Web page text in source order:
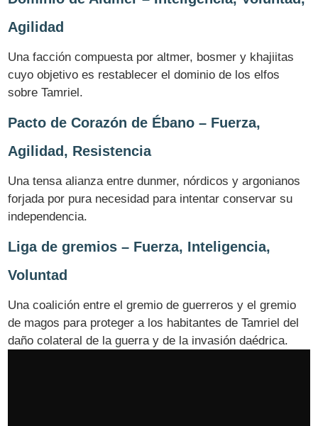
Agilidad
Una facción compuesta por altmer, bosmer y khajiitas
cuyo objetivo es restablecer el dominio de los elfos
sobre Tamriel.
Pacto de Corazón de Ébano – Fuerza,
Agilidad, Resistencia
Una tensa alianza entre dunmer, nórdicos y argonianos
forjada por pura necesidad para intentar conservar su
independencia.
Liga de gremios – Fuerza, Inteligencia,
Voluntad
Una coalición entre el gremio de guerreros y el gremio
de magos para proteger a los habitantes de Tamriel del
daño colateral de la guerra y de la invasión daédrica.